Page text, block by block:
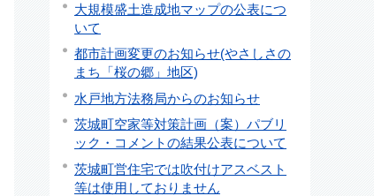
大規模盛土造成地マップの公表につ
いて
都市計画変更のお知らせ(やさしさの
まち「桜の郷」地区)
水戸地方法務局からのお知らせ
茨城町空家等対策計画（案）パブリ
ック・コメントの結果公表について
茨城町営住宅では吹付けアスベスト
等は使用しておりません